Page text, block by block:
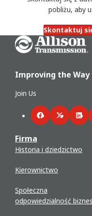
pobliżu, aby
Skontaktuj
Go Home
Improving the Way
Join Us
FacebookTwitter
Firma
Historia i dziedzictwo
Kierownictwo
Społeczna
odpowiedzialność